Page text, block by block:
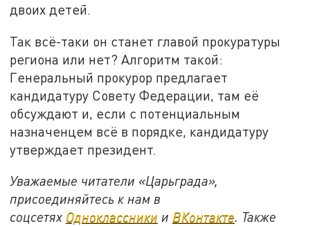
двоих детей.
Так всё-таки он станет главой прокуратуры
региона или нет? Алгоритм такой:
Генеральный прокурор предлагает
кандидатуру Совету Федерации, там её
обсуждают и, если с потенциальным
назначенцем всё в порядке, кандидатуру
утверждает президент.
Уважаемые читатели «Царьграда»,
присоединяйтесь к нам в
соцсетях Одноклассники и ВКонтакте. Также